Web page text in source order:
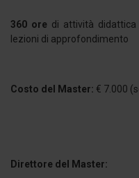
360 ore di attività
lezioni di approfondimento
Costo del Master: € 7.000
Direttore del Master: